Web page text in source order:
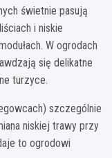
świetnie pasują
i niskie
W ogrodach
się delikatne
turzyce.
szczególnie
niskiej trawy przy
to ogrodowi